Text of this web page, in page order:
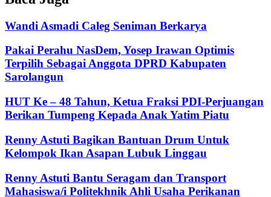
Wandi Asmadi Caleg Seniman Berkarya
Pakai Perahu NasDem, Yosep Irawan Optimis
Terpilih Sebagai Anggota DPRD Kabupaten
Sarolangun
HUT Ke – 48 Tahun, Ketua Fraksi PDI-Perjuangan
Berikan Tumpeng Kepada Anak Yatim Piatu
Renny Astuti Bagikan Bantuan Drum Untuk
Kelompok Ikan Asapan Lubuk Linggau
Renny Astuti Bantu Seragam dan Transport
Mahasiswa/i Politekhnik Ahli Usaha Perikanan